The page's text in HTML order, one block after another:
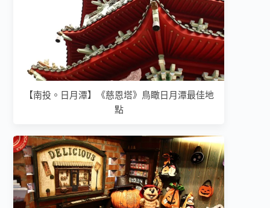
【南投。日月潭】《慈恩塔》鳥瞰日月潭最佳地
點